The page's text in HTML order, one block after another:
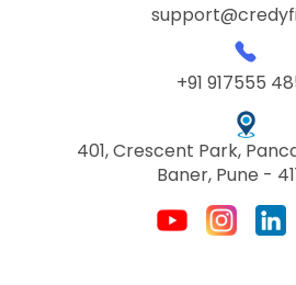
+91 917555
401, Crescent Park,
Baner, Pune -